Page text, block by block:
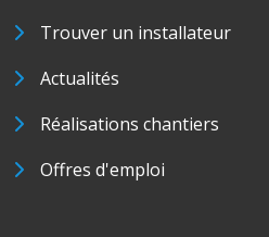
Trouver un installateur
Actualités
Réalisations chantiers
Offres d'emploi